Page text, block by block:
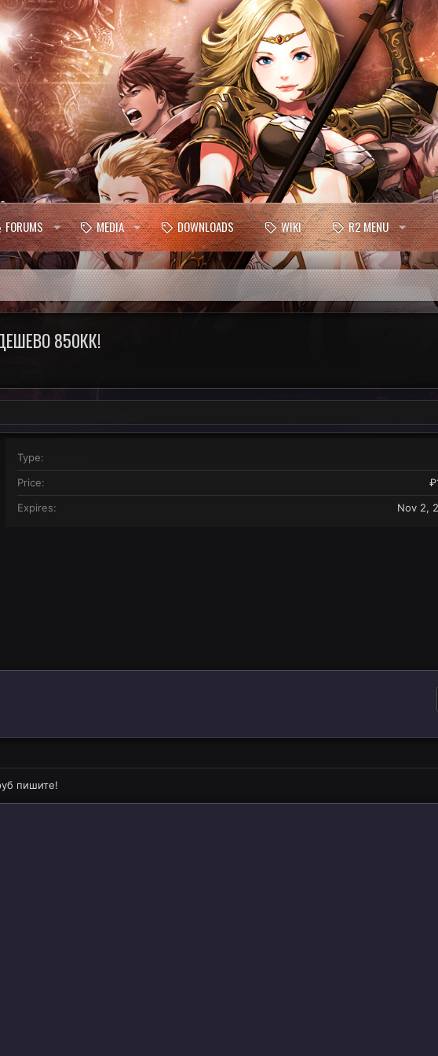
FORUMS MEDIA DOWNLOADS WIKI R2 MENU
850КК!
Type
Price
Expires
Nov 2,
пишите!